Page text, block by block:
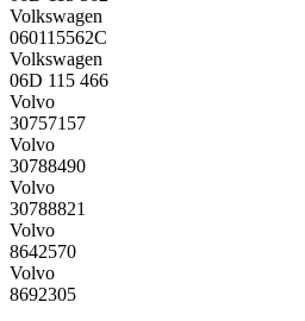
Volkswagen
060115562C
Volkswagen
06D 115 466
Volvo
30757157
Volvo
30788490
Volvo
30788821
Volvo
8642570
Volvo
8692305